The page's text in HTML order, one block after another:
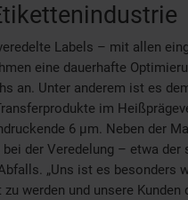
Labels – mit allen
eine dauerhafte
an. Unter anderem ist es
im
6 µm. Neben der
der Veredelung – etwa der
„Uns ist es besonders
werden und unsere Kunden